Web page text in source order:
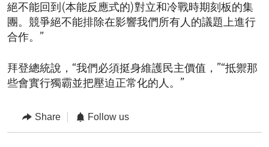
絕不能回到(本能反應式的)對立和冷戰時期刻板的集
團。競爭絕不能排除在影響我們所有人的議題上進行
合作。”
拜登總統說，“我們必須挺身維護民主價值，”“抵禦那
些會實行獨霸並把壓迫正常化的人。”
Share Follow us